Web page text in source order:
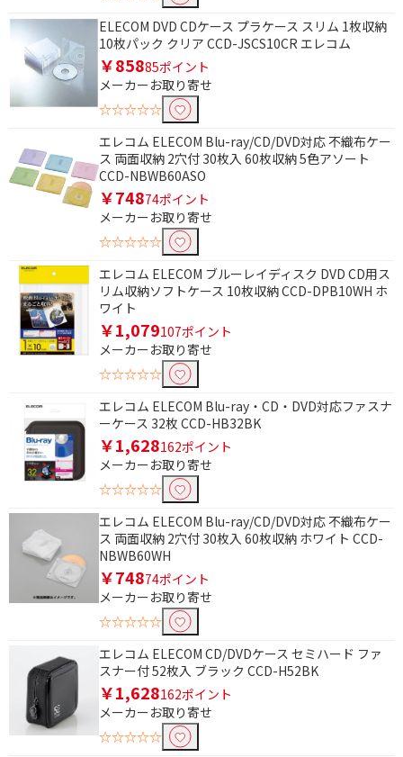
ELECOM DVD CDケース プラケース スリム 1枚収納
10枚パック クリア CCD-JSCS10CR エレコム
￥85885ポイント
メーカーお取り寄せ
☆☆☆☆☆
エレコム ELECOM Blu-ray/CD/DVD対応 不織布ケー
ス 両面収納 2穴付 30枚入 60枚収納 5色アソート
CCD-NBWB60ASO
￥74874ポイント
メーカーお取り寄せ
☆☆☆☆☆
エレコム ELECOM ブルーレイディスク DVD CD用ス
リム収納ソフトケース 10枚収納 CCD-DPB10WH ホ
ワイト
￥1,079107ポイント
メーカーお取り寄せ
☆☆☆☆☆
エレコム ELECOM Blu-ray・CD・DVD対応ファスナ
ーケース 32枚 CCD-HB32BK
￥1,628162ポイント
メーカーお取り寄せ
☆☆☆☆☆
エレコム ELECOM Blu-ray/CD/DVD対応 不織布ケー
ス 両面収納 2穴付 30枚入 60枚収納 ホワイト CCD-
NBWB60WH
￥74874ポイント
メーカーお取り寄せ
☆☆☆☆☆
エレコム ELECOM CD/DVDケース セミハード ファ
スナー付 52枚入 ブラック CCD-H52BK
￥1,628162ポイント
メーカーお取り寄せ
☆☆☆☆☆
条件で絞り込む
フリーワードで絞り込む
除外する
除外する にチェックを入れると、指定したワード
を除外して検索します。
価格で絞り込む
円~